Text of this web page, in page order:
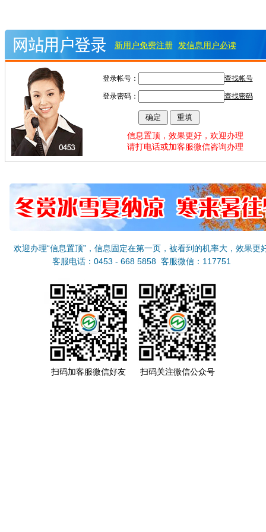
新用户免费注册 发信息用户必读
登录帐号： 查找帐号
登录密码： 查找密码
信息置顶，效果更好，欢迎办理
请打电话或加客服微信咨询办理
欢迎办理“信息置顶”，信息固定在第一页，被看到的机率大，效果更
客服电话：0453 - 668 5858 客服微信：117751
扫码加客服微信好友 扫码关注微信公众号